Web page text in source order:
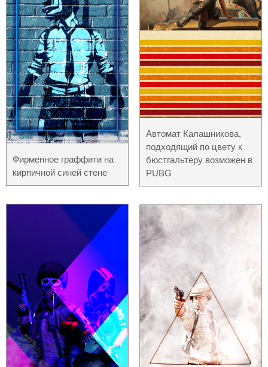
Фирменное граффити на
кирпичной синей стене
Автомат Калашникова,
подходящий по цвету к
бюстгальтеру возможен в
PUBG